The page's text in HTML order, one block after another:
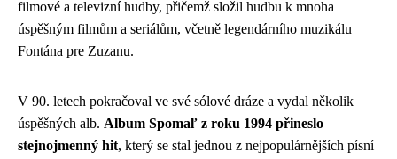
filmové a televizní hudby, přičemž složil hudbu k mnoha
úspěšným filmům a seriálům, včetně legendárního muzikálu
Fontána pre Zuzanu.
V 90. letech pokračoval ve své sólové dráze a vydal několik
úspěšných alb. Album Spomaľ z roku 1994 přineslo
stejnojmenný hit, který se stal jednou z nejpopulárnějších písní